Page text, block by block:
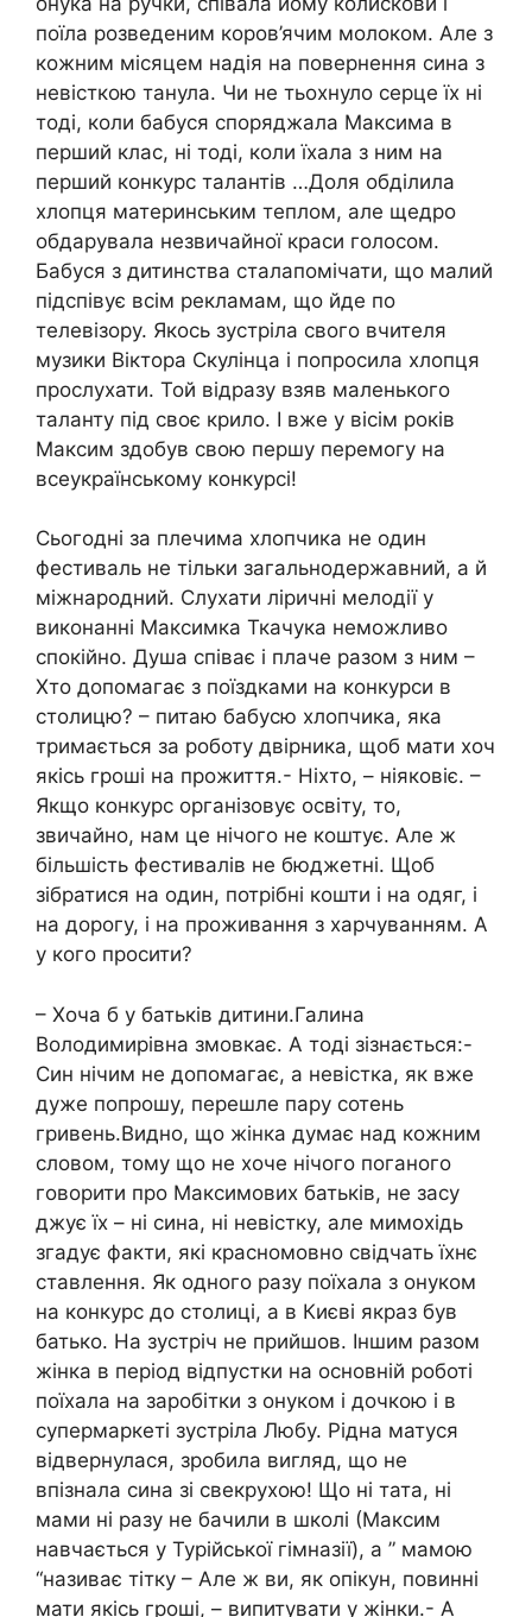
поїла розведеним коров’ячим молоком. Але з
кожним місяцем надія на повернення сина з
невісткою танула. Чи не тьохнуло серце їх ні
тоді, коли бабуся споряджала Максима в
перший клас, ні тоді, коли їхала з ним на
перший конкурс талантів …Доля обділила
хлопця материнським теплом, але щедро
обдарувала незвичайної краси голосом.
Бабуся з дитинства сталапомічати, що малий
підспівує всім рекламам, що йде по
телевізору. Якось зустріла свого вчителя
музики Віктора Скулінца і попросила хлопця
прослухати. Той відразу взяв маленького
таланту під своє крило. І вже у вісім років
Максим здобув свою першу перемогу на
всеукраїнському конкурсі!
Сьогодні за плечима хлопчика не один
фестиваль не тільки загальнодержавний, а й
міжнародний. Слухати ліричні мелодії у
виконанні Максимка Ткачука неможливо
спокійно. Душа співає і плаче разом з ним –
Хто допомагає з поїздками на конкурси в
столицю? – питаю бабусю хлопчика, яка
тримається за роботу двірника, щоб мати хоч
якісь гроші на прожиття.- Ніхто, – ніяковіє. –
Якщо конкурс організовує освіту, то,
звичайно, нам це нічого не коштує. Але ж
більшість фестивалів не бюджетні. Щоб
зібратися на один, потрібні кошти і на одяг, і
на дорогу, і на проживання з харчуванням. А
у кого просити?
– Хоча б у батьків дитини.Галина
Володимирівна змовкає. А тоді зізнається:-
Син нічим не допомагає, а невістка, як вже
дуже попрошу, перешле пару сотень
гривень.Видно, що жінка думає над кожним
словом, тому що не хоче нічого поганого
говорити про Максимових батьків, не засу
джує їх – ні сина, ні невістку, але мимохідь
згадує факти, які красномовно свідчать їхнє
ставлення. Як одного разу поїхала з онуком
на конкурс до столиці, а в Києві якраз був
батько. На зустріч не прийшов. Іншим разом
жінка в період відпустки на основній роботі
поїхала на заробітки з онуком і дочкою і в
супермаркеті зустріла Любу. Рідна матуся
відвернулася, зробила вигляд, що не
впізнала сина зі свекрухою! Що ні тата, ні
мами ні разу не бачили в школі (Максим
навчається у Турійської гімназії), а ” мамою
“називає тітку – Але ж ви, як опікун, повинні
мати якісь гроші, – випитувати у жінки.- А